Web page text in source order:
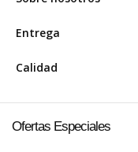
Entrega
Calidad
Ofertas Especiales